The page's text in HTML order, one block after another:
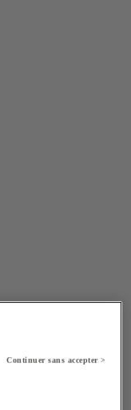
Continuer sans accepter >